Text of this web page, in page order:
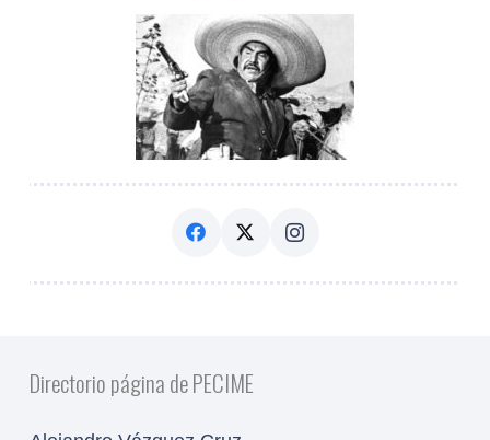
Directorio página de PECIME